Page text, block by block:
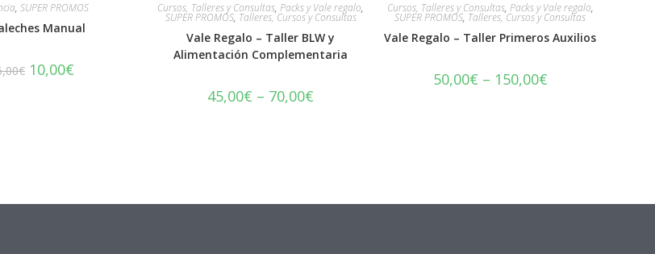
,SUPER PROMOS
Manual
€ 10,00€
Cursos, Talleres y Consultas,Packs y Vale regalo,
SUPER PROMOS, Talleres, Cursos y Consultas
Vale Regalo – Taller BLW y
Alimentación Complementaria
45,00€ – 70,00€
Cursos, Talleres y Consultas, Packs y Vale regalo,
SUPER PROMOS, Talleres, Cursos y Consultas
Vale Regalo – Taller Primeros Auxilios
50,00€ – 150,00€